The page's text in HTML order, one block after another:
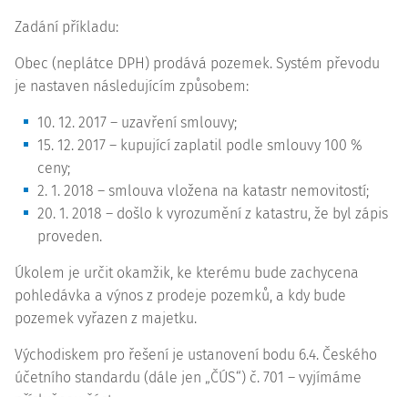
Zadání příkladu:
Obec (neplátce DPH) prodává pozemek. Systém převodu
je nastaven následujícím způsobem:
10. 12. 2017 – uzavření smlouvy;
15. 12. 2017 – kupující zaplatil podle smlouvy 100 %
ceny;
2. 1. 2018 – smlouva vložena na katastr nemovitostí;
20. 1. 2018 – došlo k vyrozumění z katastru, že byl zápis
proveden.
Úkolem je určit okamžik, ke kterému bude zachycena
pohledávka a výnos z prodeje pozemků, a kdy bude
pozemek vyřazen z majetku.
Východiskem pro řešení je ustanovení bodu 6.4. Českého
účetního standardu (dále jen „ČÚS“) č. 701 – vyjímáme